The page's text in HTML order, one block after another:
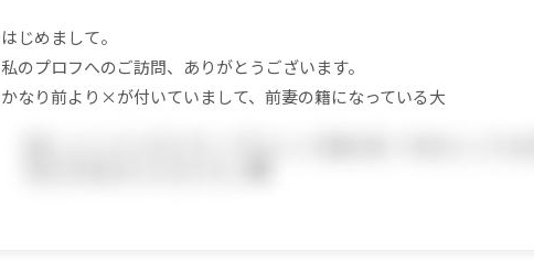
はじめまして。
私のプロフへのご訪問、ありがとうございます。
かなり前より×が付いていまして、前妻の籍になっている大